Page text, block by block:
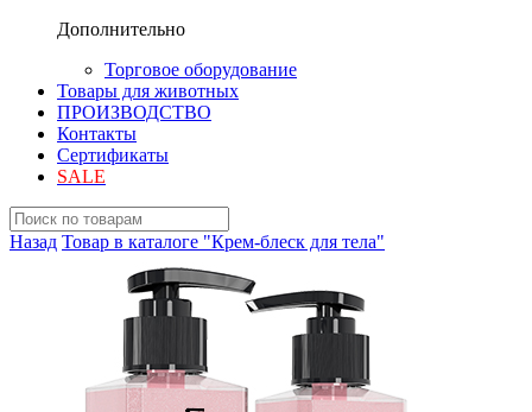
Дополнительно
Торговое оборудование
Товары для животных
ПРОИЗВОДСТВО
Контакты
Сертификаты
SALE
Назад Товар в каталоге "Крем-блеск для тела"